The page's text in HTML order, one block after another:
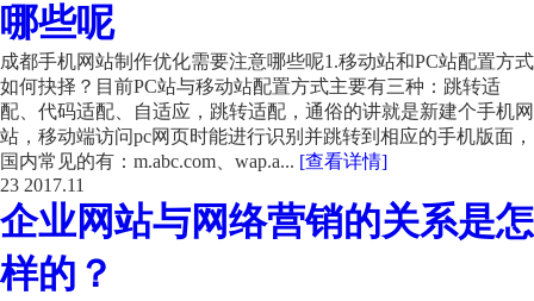
哪些呢
成都手机网站制作优化需要注意哪些呢1.移动站和PC站配置方式
如何抉择？目前PC站与移动站配置方式主要有三种：跳转适
配、代码适配、自适应，跳转适配，通俗的讲就是新建个手机网
站，移动端访问pc网页时能进行识别并跳转到相应的手机版面，
国内常见的有：m.abc.com、wap.a... [查看详情]
23 2017.11
企业网站与网络营销的关系是怎
样的？